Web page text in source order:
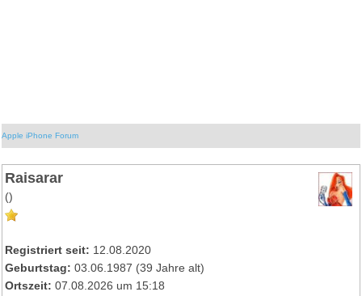
Apple iPhone Forum
Raisarar
()
Registriert seit: 12.08.2020
Geburtstag: 03.06.1987 (39 Jahre alt)
Ortszeit: 07.08.2026 um 15:18